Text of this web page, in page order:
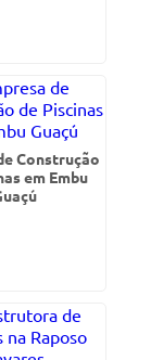
Construção
em Embu